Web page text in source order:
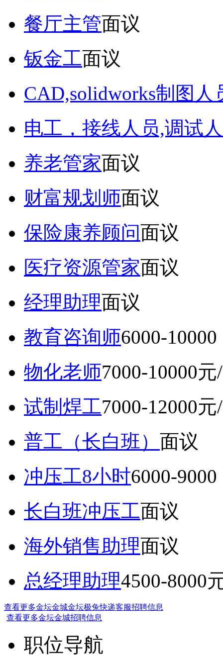
餐厅主管面议
钣金工面议
CAD,solidworks制图人
电工，接线人员,调试
养老管家面议
财富规划师面议
保险康养顾问面议
医疗资源管家面议
经理助理面议
教育咨询师6000-
物化老师7000-10000元
试制焊工7000-12000元
普工（长白班） 面议
冲压工8小时6000-
长白班冲压工面议
海外销售助理面议
总经理助理4500-8000
查看更多金坛金城金坛极兔快递客服招聘信息
查看更多金坛金城招聘信息
职位导航